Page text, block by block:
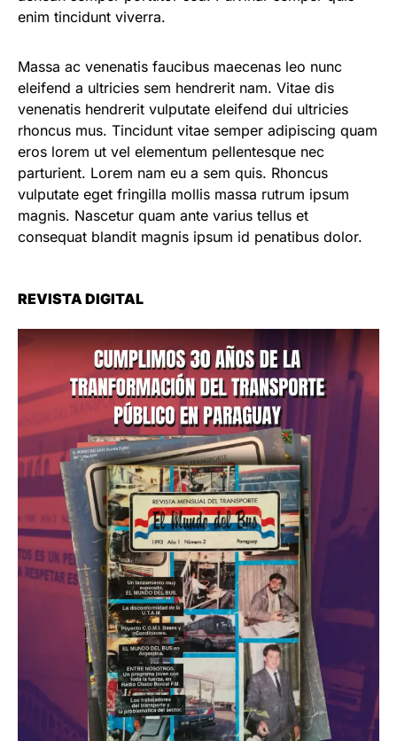
enim tincidunt viverra.
Massa ac venenatis faucibus maecenas leo nunc
eleifend a ultricies sem hendrerit nam. Vitae dis
venenatis hendrerit vulputate eleifend dui ultricies
rhoncus mus. Tincidunt vitae semper adipiscing quam
eros lorem ut vel elementum pellentesque nec
parturient. Lorem nam eu a sem quis. Rhoncus
vulputate eget fringilla mollis massa rutrum ipsum
magnis. Nascetur quam ante varius tellus et
consequat blandit magnis ipsum id penatibus dolor.
REVISTA DIGITAL